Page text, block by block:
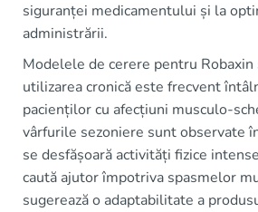
siguranței medicamentului și la
administrării.
Modelele de cerere pentru Robaxin
utilizarea cronică este frecvent
pacienților cu afecțiuni musculo-
vârfurile sezoniere sunt observate
se desfășoară activități fizice
caută ajutor împotriva spasmelor
sugerează o adaptabilitate a